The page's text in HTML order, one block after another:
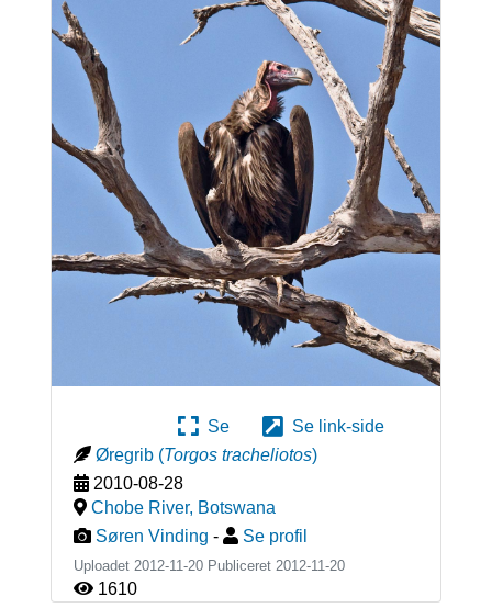
Se
Se link-side
Øregrib (Torgos tracheliotos)
2010-08-28
Chobe River, Botswana
Søren Vinding - Se profil
Uploadet 2012-11-20 Publiceret 2012-11-20
1610